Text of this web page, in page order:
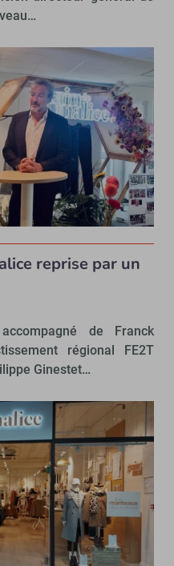
reprise par un
de Franck
régional FE2T
Ginestet…